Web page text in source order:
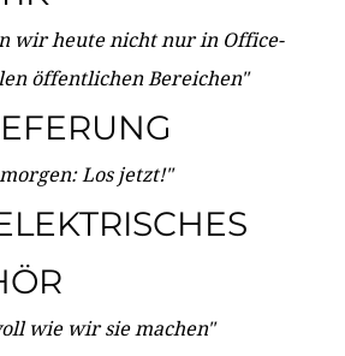
wir heute nicht nur in Office-
öffentlichen Bereichen"
Los jetzt!"
wie wir sie machen"